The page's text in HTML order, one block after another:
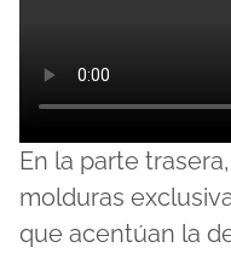
En la parte
molduras
que acentúan la